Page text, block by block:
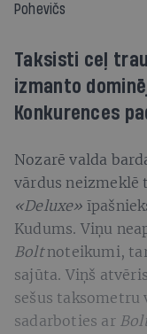
Pohevičs
Taksisti ceļ
izmanto
Konkurences
Nozarē valda
vārdus neizmeklē
«Deluxe»
Kudums. Viņu
Boltnoteikumi,
sajūta. Viņš
sešus taksometru
sadarboties ar